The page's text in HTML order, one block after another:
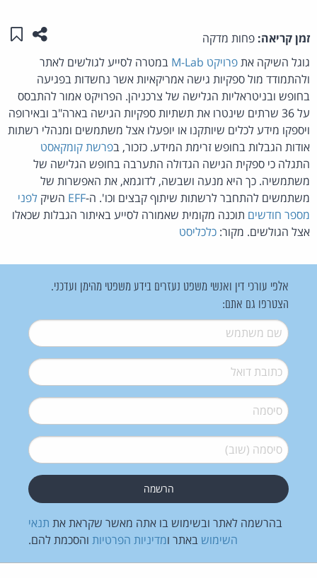
זמן קריאה: פחות מדקה שתפו
גוגל השיקה אתפרויקט M-Lab
במטרה לסייע לגולשים לאתר
ולהתמודד מול ספקיות גישה אמריקאיות אשר נחשדות בפגיעה
בחופש ובניטראליות הגלישה של צרכניהן. הפרויקט אמור להתבסס
על 36 שרתים שינטרו את תשתיות ספקיות הגישה בארה"ב ובאירופה
ויספקו מידע לכלים שיותקנו או יופעלו אצל משתמשים ומנהלי רשתות
אודות הגבלות בחופש זרימת המידע. כזכור, בפרשת קומקאסט
התגלה כי ספקית הגישה הגדולה התערבה בחופש הגלישה של
משתמשיה. כך היא מנעה ושבשה, לדוגמא, את האפשרות של
משתמשים להתחבר לרשתות שיתוף קבצים וכו'. ה-EFF השיק לפני
מספר חודשים תוכנה מקומית שאמורה לסייע באיתור הגבלות שכאלו
אצל הגולשים. מקור: כלכליסט
אלפי עורכי דין ואנשי משפט נעזרים בידע משפטי מהימן ועדכני.
הצטרפו גם אתם:
שם משתמש*
דואל*
סיסמה*
סיסמה (שוב)*
בהרשמה לאתר ובשימוש בו אתה מאשר שקראת את תנאי
השימוש באתר ומדיניות הפרטיות והסכמת להם.